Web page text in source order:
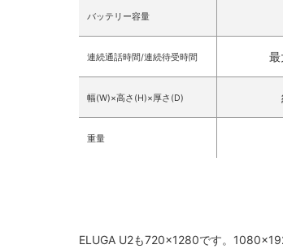
バッテリー容量
連続通話時間/連続待受時間
幅(W)×高さ(H)×厚さ(D)
重量
ELUGA U2も720×1280です。